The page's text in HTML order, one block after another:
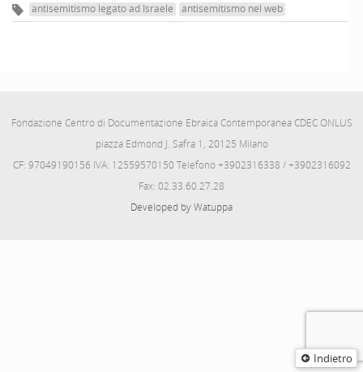
Indietro
antisemitismo legato ad Israele antisemitismo nel web
Fondazione Centro di Documentazione Ebraica Contemporanea CDEC ONLUS
piazza Edmond J. Safra 1, 20125 Milano
CF: 97049190156 IVA: 12559570150 Telefono +3902316338 / +3902316092
Fax: 02.33.60.27.28
Developed by Watuppa